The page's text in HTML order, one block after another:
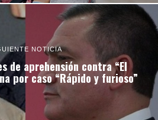
NOTICIA
de aprehensión contra “El
por caso “Rápido y furioso”